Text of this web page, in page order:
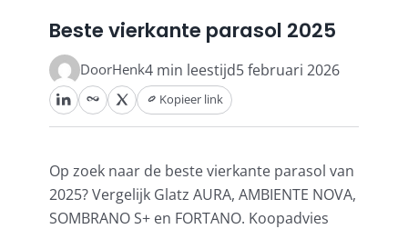
Stokparasols
Zweefparasols
Horeca parasols
Beste vierkante parasol 2025
DoorHenk4 min leestijd5 februari 2026
Kopieer link
Op zoek naar de beste vierkante parasol van
2025? Vergelijk Glatz AURA, AMBIENTE NOVA,
SOMBRANO S+ en FORTANO. Koopadvies